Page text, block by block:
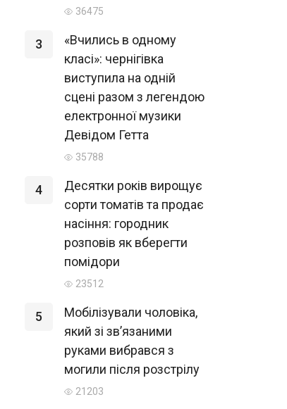
36475
3
«Вчились в одному
класі»: чернігівка
виступила на одній
сцені разом з легендою
електронної музики
Девідом Гетта
35788
4
Десятки років вирощує
сорти томатів та продає
насіння: городник
розповів як вберегти
помідори
23512
5
Мобілізували чоловіка,
який зі зв’язаними
руками вибрався з
могили після розстрілу
21203